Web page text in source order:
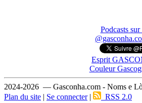
Podcasts
Esprit
Couleur
2024-2026 — Gasconha.com - Noms e
Plan du site | Se connecter| RSS 2.0